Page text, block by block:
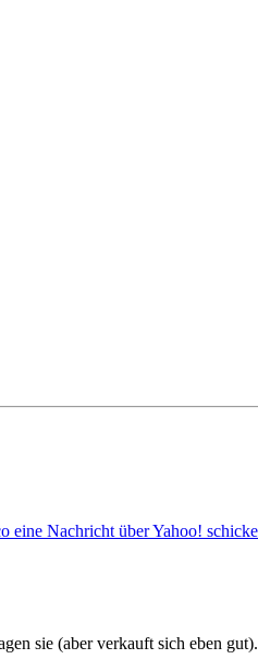
sie (aber verkauft sich eben gut).